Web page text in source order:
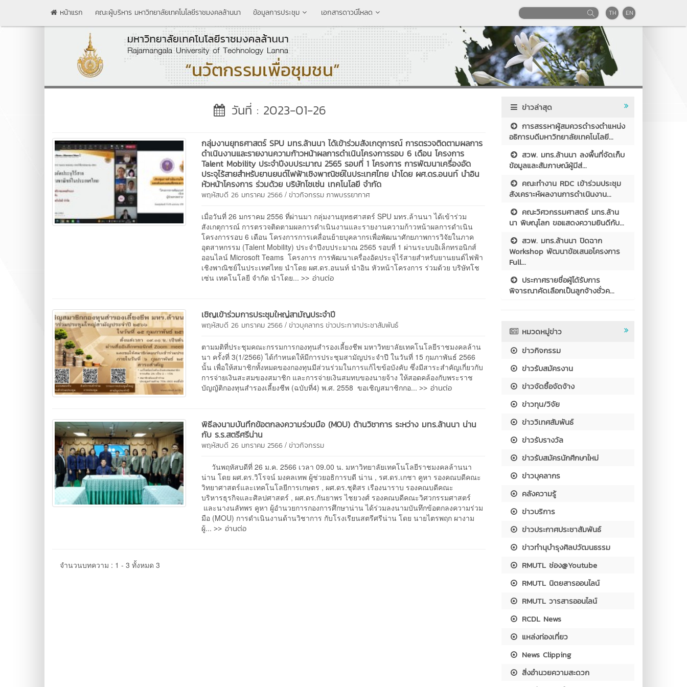
หน้าแรก คณะผู้บริหาร มหาวิทยาลัยเทคโนโลยีราชมงคลล้านนา ข้อมูลการประชุม เอกสารดาวน์โหลด TH EN
วันที่ : 2023-01-26
กลุ่มงานยุทธศาสตร์ SPU มทร.ล้านนา ได้เข้าร่วมสังเกตุการณ์ การตรวจติดตามผลการ
ดำเนินงานและรายงานความก้าวหน้าผลการดำเนินโครงการรอบ 6 เดือน โครงการ
Talent Mobility ประจำปีงบประมาณ 2565 รอบที่ 1 โครงการ การพัฒนาเครื่องอัด
ประจุไร้สายสำหรับยานยนต์ไฟฟ้าเชิงพาณิชย์ในประเทศไทย นำโดย ผศ.ดร.อนนท์ นำอิน
หัวหน้าโครงการ ร่วมด้วย บริษัทโชเซ่น เทคโนโลยี จำกัด
พฤหัสบดี 26 มกราคม 2566 /ข่าวกิจกรรม ภาพบรรยากาศ
เมื่อวันที่ 26 มกราคม 2556 ที่ผ่านมา กลุ่มงานยุทธศาสตร์ SPU มทร.ล้านนา ได้เข้าร่วม
สังเกตุการณ์ การตรวจติดตามผลการดำเนินงานและรายงานความก้าวหน้าผลการดำเนิน
โครงการรอบ 6 เดือน โครงการการเคลื่อนย้ายบุคลากรเพื่อพัฒนาศักยภาพการวิจัยในภาค
อุตสาหกรรม (Talent Mobility) ประจำปีงบประมาณ 2565 รอบที่ 1 ผ่านระบบอิเล็กทรอนิกส์
ออนไลน์ Microsoft Teams โครงการ การพัฒนาเครื่องอัดประจุไร้สายสำหรับยานยนต์ไฟฟ้า
เชิงพาณิชย์ในประเทศไทย นำโดย ผศ.ดร.อนนท์ นำอิน หัวหน้าโครงการ ร่วมด้วย บริษัทโช
เซ่น เทคโนโลยี จำกัด นำโดย...>> อ่านต่อ
เชิญเข้าร่วมการประชุมใหญ่สามัญประจำปี
พฤหัสบดี 26 มกราคม 2566 /ข่าวบุคลากร ข่าวประกาศประชาสัมพันธ์
ตามมติที่ประชุมคณะกรรมการกองทุนสำรองเลี้ยงชีพ มหาวิทยาลัยเทคโนโลยีราชมงคลล้าน
นา ครั้งที่ 3(1/2566) ได้กำหนดให้มีการประชุมสามัญประจำปี ในวันที่ 15 กุมภาพันธ์ 2566
นั้น เพื่อให้สมาชิกทั้งหมดของกองทุนมีส่วนร่วมในการแก้ไขข้อบังคับ ซึ่งมีสาระสำคัญเกี่ยวกับ
การจ่ายเงินสะสมของสมาชิก และการจ่ายเงินสมทบของนายจ้าง ให้สอดคล้องกับพระราช
บัญญัติกองทุนสำรองเลี้ยงชีพ (ฉบับที่4) พ.ศ. 2558 ขอเชิญสมาชิกกอ...>> อ่านต่อ
พิธีลงนามบันทึกข้อตกลงความร่วมมือ (MOU) ด้านวิชาการ ระหว่าง มทร.ล้านนา น่าน
กับ ร.ร.สตรีศรีน่าน
พฤหัสบดี 26 มกราคม 2566 /ข่าวกิจกรรม
วันพฤหัสบดีที่ 26 ม.ค. 2566 เวลา 09.00 น. มหาวิทยาลัยเทคโนโลยีราชมงคลล้านนา
น่าน โดย ผศ.ดร.วิโรจน์ มงคลเทพ ผู้ช่วยอธิการบดี น่าน , รศ.ดร.เกชา คูหา รองคณบดีคณะ
วิทยาศาสตร์และเทคโนโลยีการเกษตร , ผศ.ดร.ชุติสร เรืองนาราบ รองคณบดีคณะ
บริหารธุรกิจและศิลปศาสตร์ , ผศ.ดร.กันยาพร ไชยวงศ์ รองคณบดีคณะวิศวกรรมศาสตร์
และนางนลัทพร คูหา ผู้อำนวยการกองการศึกษาน่าน ได้ร่วมลงนามบันทึกข้อตกลงความร่วม
มือ (MOU) การดำเนินงานด้านวิชาการ กับโรงเรียนสตรีศรีน่าน โดย นายไตรพฤก ผางาม
ผู้...>> อ่านต่อ
จำนวนบทความ : 1 - 3 ทั้งหมด 3
ข่าวล่าสุด
การสรรหาผู้สมควรดำรงตำแหน่ง
อธิการบดีมหาวิทยาลัยเทคโนโลยี...
สวพ. มทร.ล้านนา ลงพื้นที่จัดเก็บ
ข้อมูลและสัมภาษณ์ผู้มีส่...
คณะทำงาน RDC เข้าร่วมประชุม
สังเคราะห์ผลงานการดำเนินงาน...
คณะวิศวกรรมศาสตร์ มทร.ล้าน
นา พิษณุโลก ขอแสดงความยินดีกับ...
สวพ. มทร.ล้านนา ปิดฉาก
Workshop พัฒนาข้อเสนอโครงการ
Full...
ประกาศรายชื่อผู้ได้รับการ
พิจารณาคัดเลือกเป็นลูกจ้างชั่วค...
หมวดหมู่ข่าว
ข่าวกิจกรรม
ข่าวรับสมัครงาน
ข่าวจัดซื้อจัดจ้าง
ข่าวทุน/วิจัย
ข่าววิเทศสัมพันธ์
ข่าวรับรางวัล
ข่าวรับสมัครนักศึกษาใหม่
ข่าวบุคลากร
คลังความรู้
ข่าวบริการ
ข่าวประกาศประชาสัมพันธ์
ข่าวทำนุบำรุงศิลปวัฒนธรรม
RMUTL ช่อง@Youtube
RMUTL นิตยสารออนไลน์
RMUTL วารสารออนไลน์
RCDL News
แหล่งท่องเที่ยว
News Clipping
สิ่งอำนวยความสะดวก